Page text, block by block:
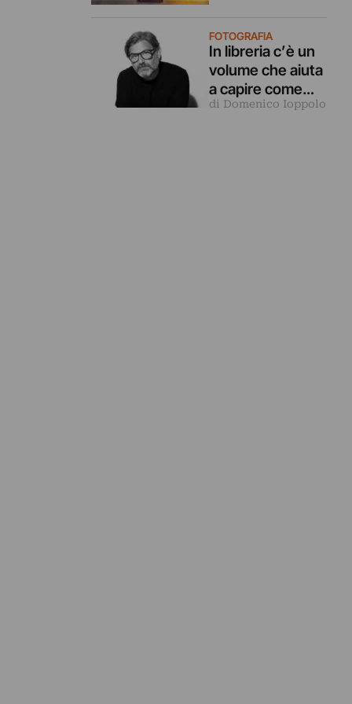
l’anima e il
brigante
FOTOGRAFIA
In libreria c’è un
volume che aiuta
a capire come
l’arte possa
di Domenico Ioppolo